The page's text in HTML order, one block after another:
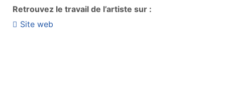
Retrouvez le travail de l’artiste sur :
Site web